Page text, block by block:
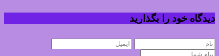
دیدگاه خود را بگذارید